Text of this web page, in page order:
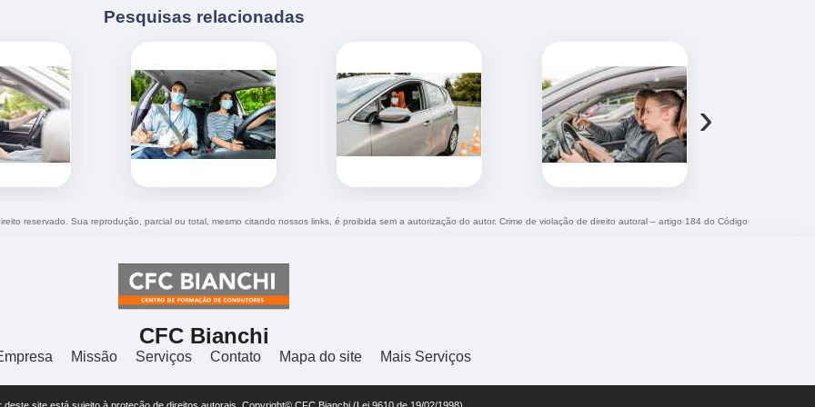
Pesquisas relacionadas
›
reservado. Sua reprodução, parcial ou total, mesmo citando nossos links, é proibida sem a autorização do autor. Crime de violação de direito autoral – artigo 184 do Código
CFC Bianchi
Missão Serviços Contato Mapa do site Mais Serviços